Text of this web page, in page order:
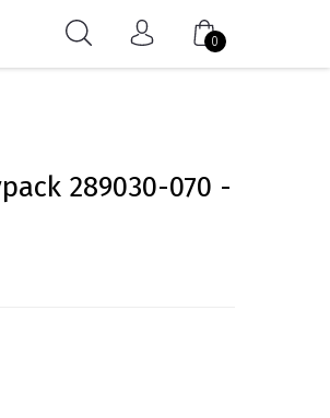
0
289030-070 -